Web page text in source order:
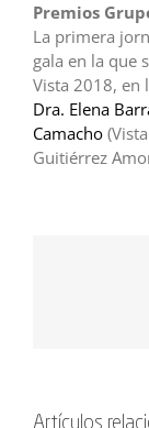
Premios
La primera
gala en la que
Vista 2018, en
Dra. Elena
Camacho
Guitiérrez